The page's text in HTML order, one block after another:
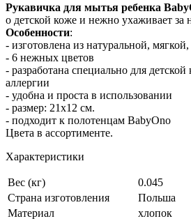
Рукавичка для мытья ребенка
о детской коже и нежно ухаживает за
Особенности:
- изготовлена из натуральной,
- 6 нежных цветов
- разработана специально для
аллергии
- удобна и проста в использовании
- размер: 21х12 см.
- подходит к полотенцам BabyOno
Цвета в ассортименте.
Характеристики
Вес (кг)
0.045
Страна изготовления
Польша
Материал
хлопок